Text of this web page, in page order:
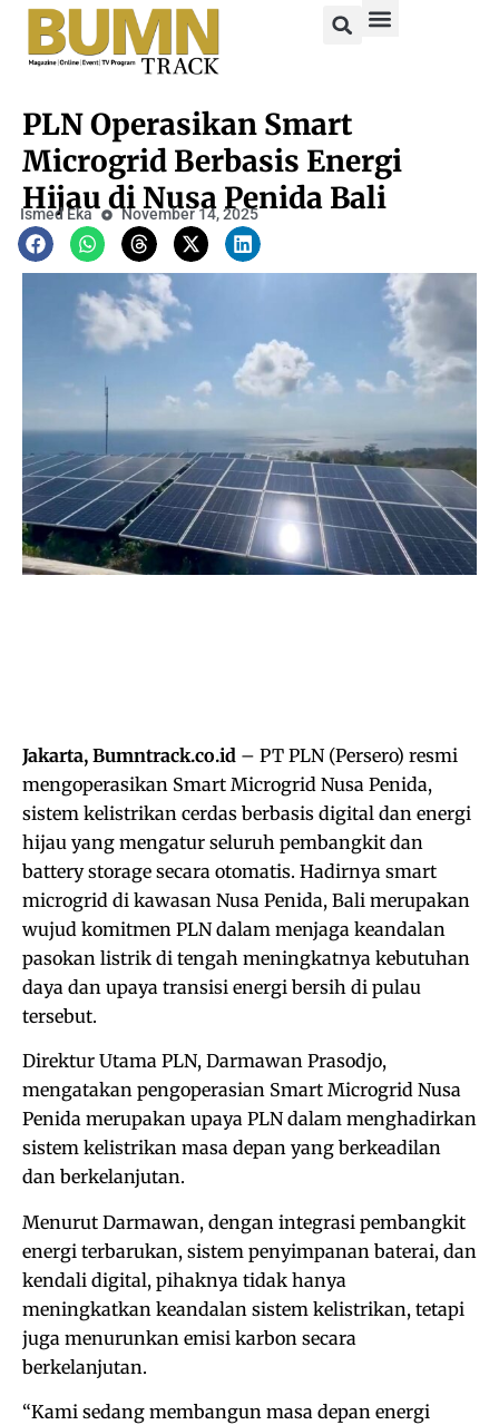
PLN Operasikan Smart
Microgrid Berbasis Energi
Hijau di Nusa Penida Bali
Ismed Eka November 14, 2025
Jakarta, Bumntrack.co.id – PT PLN (Persero) resmi
mengoperasikan Smart Microgrid Nusa Penida,
sistem kelistrikan cerdas berbasis digital dan energi
hijau yang mengatur seluruh pembangkit dan
battery storage secara otomatis. Hadirnya smart
microgrid di kawasan Nusa Penida, Bali merupakan
wujud komitmen PLN dalam menjaga keandalan
pasokan listrik di tengah meningkatnya kebutuhan
daya dan upaya transisi energi bersih di pulau
tersebut.
Direktur Utama PLN, Darmawan Prasodjo,
mengatakan pengoperasian Smart Microgrid Nusa
Penida merupakan upaya PLN dalam menghadirkan
sistem kelistrikan masa depan yang berkeadilan
dan berkelanjutan.
Menurut Darmawan, dengan integrasi pembangkit
energi terbarukan, sistem penyimpanan baterai, dan
kendali digital, pihaknya tidak hanya
meningkatkan keandalan sistem kelistrikan, tetapi
juga menurunkan emisi karbon secara
berkelanjutan.
“Kami sedang membangun masa depan energi